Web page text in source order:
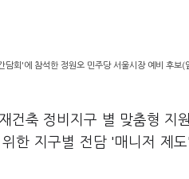
회'에 참석한 정원오 민주당 서울시장 예비 후보(
건축 정비지구 별 맞춤형 지
한 지구별 전담 '매니저 제